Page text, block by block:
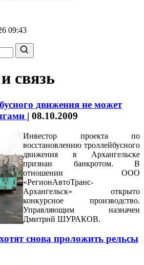
09:43
связь
движения не может
| 08.10.2009
Инвестор проекта по
восстановлению троллейбусного
движения в Архангельске
признан банкротом. В
отношении ООО
«РегионАвтоТранс-
Архангельск» открыто
конкурсное производство.
Управляющим назначен
Дмитрий ШУРАКОВ.
снова проложить рельсы